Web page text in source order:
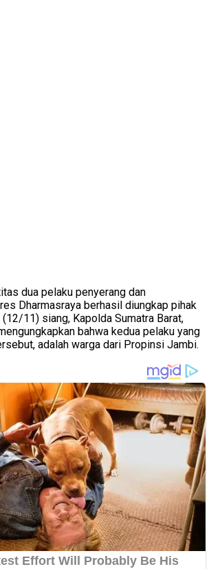
dua pelaku penyerang dan
Dharmasraya berhasil diungkap pihak
11) siang, Kapolda Sumatra Barat,
bahwa kedua pelaku yang
adalah warga dari Propinsi Jambi.